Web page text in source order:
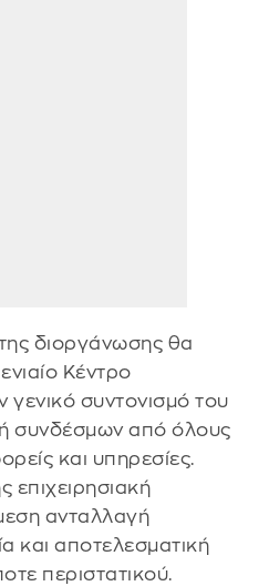
διοργάνωσης θα
Κέντρο
γενικό συντονισμό του
συνδέσμων από όλους
και υπηρεσίες.
επιχειρησιακή
ανταλλαγή
και αποτελεσματική
περιστατικού.